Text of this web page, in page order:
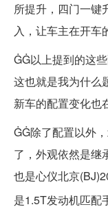
所提升，四门一键
入，让车主在开车
ĠĠ以上提到的这
这也就是我为什么
新车的配置变化也
ĠĠ除了配置以外
了，外观依然是继
也是心仪北京
是1.5T发动机匹配